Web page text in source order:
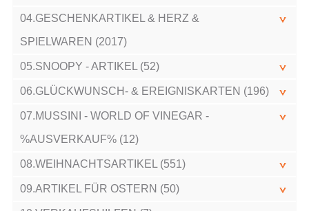
04.GESCHENKARTIKEL & HERZ &
SPIELWAREN (2017)
05.SNOOPY - ARTIKEL (52)
06.GLÜCKWUNSCH- & EREIGNISKARTEN (196)
07.MUSSINI - WORLD OF VINEGAR -
%AUSVERKAUF% (12)
08.WEIHNACHTSARTIKEL (551)
09.ARTIKEL FÜR OSTERN (50)